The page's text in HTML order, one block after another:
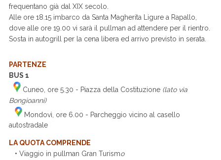
frequentano già dal XIX secolo.
Alle ore 18.15 imbarco da Santa Magherita Ligure a Rapallo,
dove alle ore 19.00 vi sarà il pullman ad attendere per il rientro.
Sosta in autogrill per la cena libera ed arrivo previsto in serata.
PARTENZE
BUS 1
Cuneo, ore 5.30 - Piazza della Costituzione (lato via
Bongioanni)
Mondovì, ore 6.00 - Parcheggio vicino al casello
autostradale
LA QUOTA COMPRENDE
• Viaggio in pullman Gran Turismo